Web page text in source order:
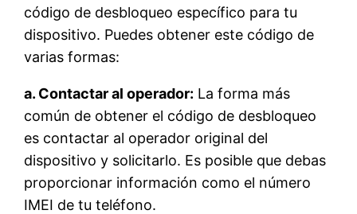
código de desbloqueo específico para tu
dispositivo. Puedes obtener este código de
varias formas:
a. Contactar al operador: La forma más
común de obtener el código de desbloqueo
es contactar al operador original del
dispositivo y solicitarlo. Es posible que debas
proporcionar información como el número
IMEI de tu teléfono.